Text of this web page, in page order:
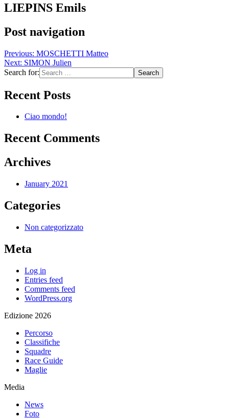
LIEPINS Emils
Post navigation
Previous: MOSCHETTI Matteo
Next: SIMON Julien
Search for:
Recent Posts
Ciao mondo!
Recent Comments
Archives
January 2021
Categories
Non categorizzato
Meta
Log in
Entries feed
Comments feed
WordPress.org
Edizione 2026
Percorso
Classifiche
Squadre
Race Guide
Maglie
Media
News
Foto